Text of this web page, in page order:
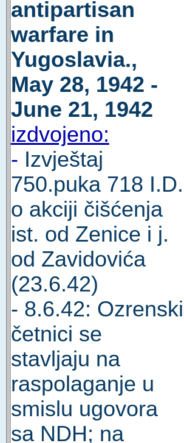
antipartisan
warfare in
Yugoslavia.,
May 28, 1942 -
June 21, 1942
izdvojeno:
- Izvještaj
750.puka 718 I.D.
o akciji čišćenja
ist. od Zenice i j.
od Zavidovića
(23.6.42)
- 8.6.42: Ozrenski
četnici se
stavljaju na
raspolaganje u
smislu ugovora
sa NDH; na